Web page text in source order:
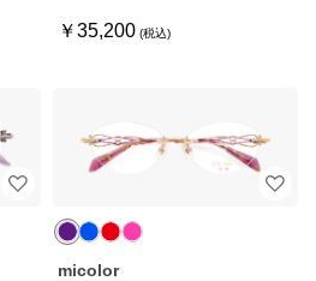
￥35,200
micolor